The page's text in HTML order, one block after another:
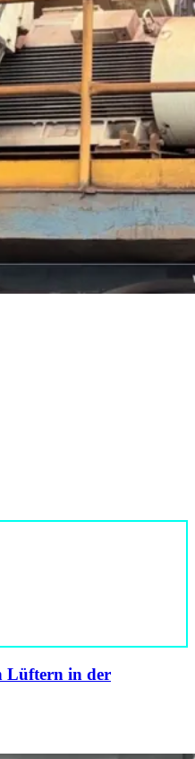
Lüftern in der